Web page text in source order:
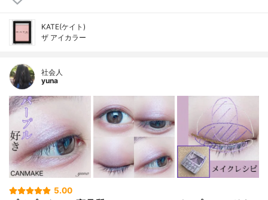
KATE(ケイト)
ザ アイカラー
社会人
yuna
5.00